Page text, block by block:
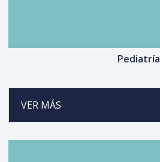
Pediatría
VER MÁS